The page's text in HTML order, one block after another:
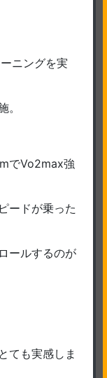
ニングを実
。
でVo2max強
ードが乗った
ールするのが
ても実感しま